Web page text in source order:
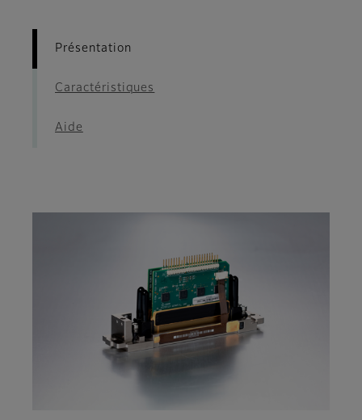
Présentation
Caractéristiques
Aide